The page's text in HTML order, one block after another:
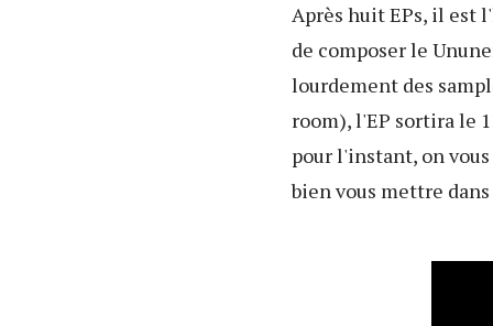
Après huit EPs, il est
de composer le
lourdement des
room), l'EP sortira le
pour l'instant, on
bien vous mettre